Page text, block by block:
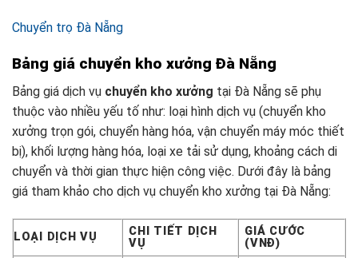
Chuyển trọ Đà Nẵng
Bảng giá chuyển kho xưởng Đà Nẵng
Bảng giá dịch vụ chuyển kho xưởng tại Đà Nẵng sẽ phụ
thuộc vào nhiều yếu tố như: loại hình dịch vụ (chuyển kho
xưởng trọn gói, chuyển hàng hóa, vận chuyển máy móc thiết
bị), khối lượng hàng hóa, loại xe tải sử dụng, khoảng cách di
chuyển và thời gian thực hiện công việc. Dưới đây là bảng
giá tham khảo cho dịch vụ chuyển kho xưởng tại Đà Nẵng:
LOẠI DỊCH VỤ
CHI TIẾT DỊCH
VỤ
GIÁ CƯỚC
(VNĐ)